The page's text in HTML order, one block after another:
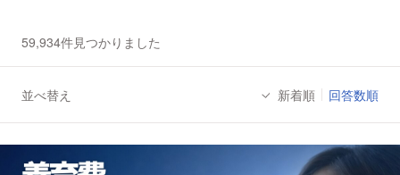
59,934件見つかりました
並べ替え 新着順 回答数順